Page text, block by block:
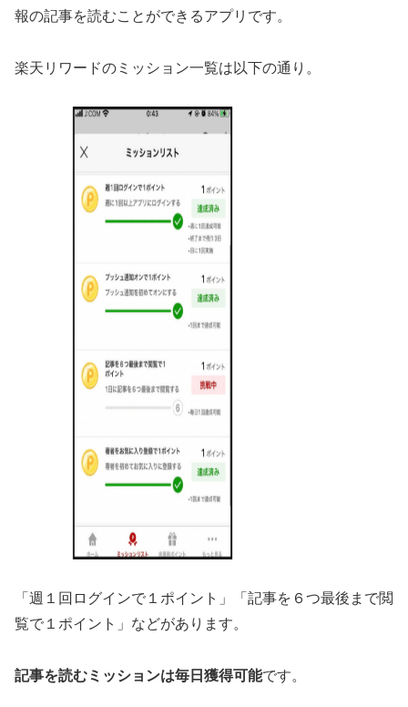
報の記事を読むことができるアプリです。
楽天リワードのミッション一覧は以下の通り。
「週１回ログインで１ポイント」「記事を６つ最後まで閲
覧で１ポイント」などがあります。
記事を読むミッションは毎日獲得可能です。